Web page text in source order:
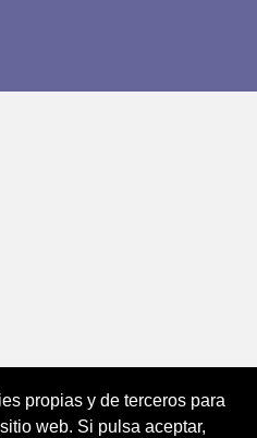
propias y de terceros para
web. Si pulsa aceptar,